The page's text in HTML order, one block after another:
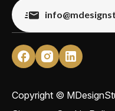
Copyright ©